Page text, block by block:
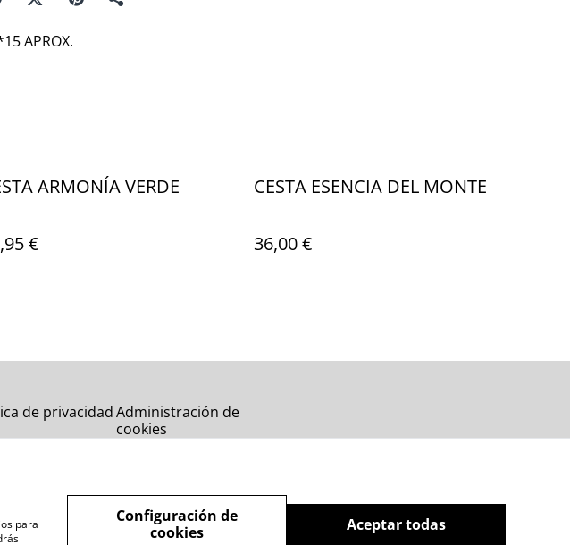
APROX.
ARMONÍA VERDE
€
CESTA ESENCIA DEL MONTE
36,00 €
de privacidadAdministración de
cookies
para
Aceptar todas
Configuración de
cookies